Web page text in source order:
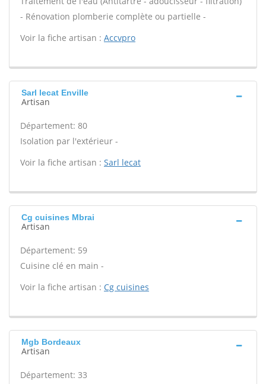
- Rénovation plomberie complète ou partielle -
Voir la fiche artisan : Accvpro
Sarl lecat Enville
Artisan
Département: 80
Isolation par l'extérieur -
Voir la fiche artisan : Sarl lecat
Cg cuisines Mbrai
Artisan
Département: 59
Cuisine clé en main -
Voir la fiche artisan : Cg cuisines
Mgb Bordeaux
Artisan
Département: 33